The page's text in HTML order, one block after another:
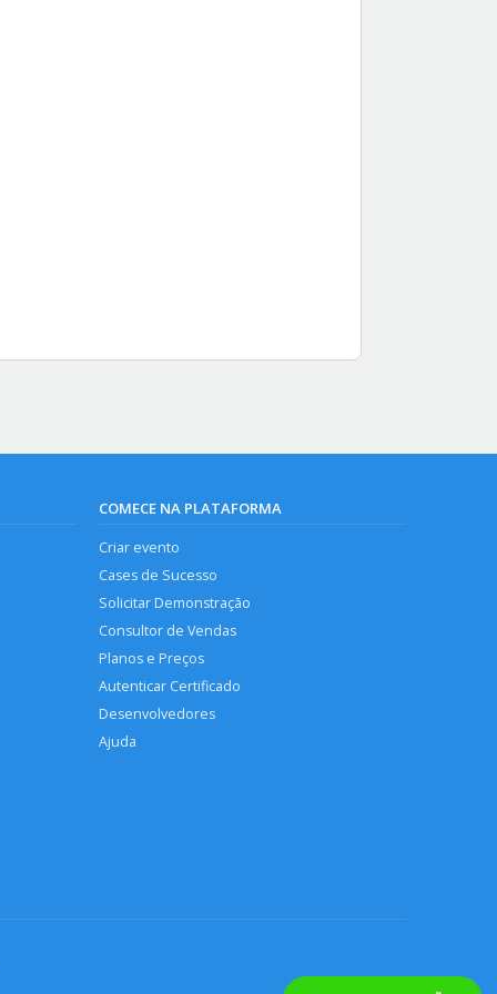
COMECE NA PLATAFORMA
Criar evento
Cases de Sucesso
Solicitar Demonstração
Consultor de Vendas
Planos e Preços
Autenticar Certificado
Desenvolvedores
Ajuda